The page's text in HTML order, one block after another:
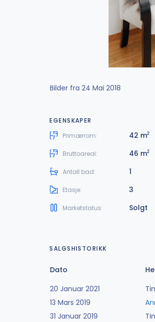
Bilder fra 24 Mai 2018
EGENSKAPER
Primærrom:
42 m2
Bruttoareal: 46 m2
Antall bad: 1
Etasje: 3
Marketstatus: Solgt
SALGSHISTORIKK
Dato
20 Januar 2021
13 Mars 2019
31 Januar 2019